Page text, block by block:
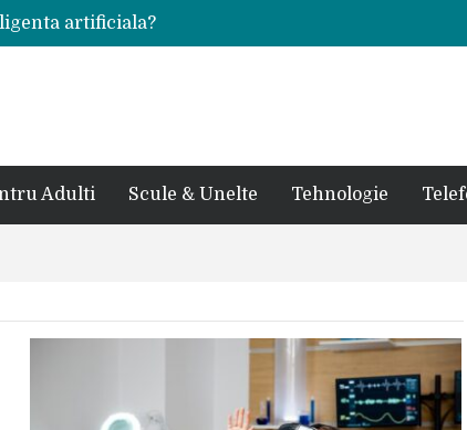
artificiala?
intr-un atelier
alcoolice?
Audi si BMW?
curtea casei?
in anul 2024
secol
Adulti Scule & Unelte Tehnologie